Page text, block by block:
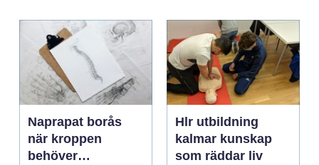
Naprapat borås
när kroppen
behöver
Hlr utbildning
kalmar kunskap
som räddar liv